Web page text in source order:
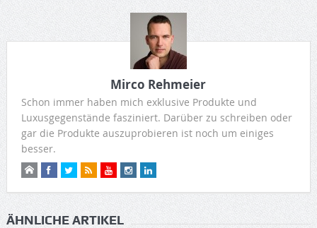
Mirco Rehmeier
Schon immer haben mich exklusive Produkte und
Luxusgegenstände fasziniert. Darüber zu schreiben oder
gar die Produkte auszuprobieren ist noch um einiges
besser.
ÄHNLICHE ARTIKEL